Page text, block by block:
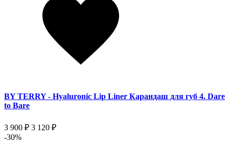
BY TERRY - Hyaluronic Lip Liner Карандаш для губ 4. Dare
to Bare
3 900 ₽ 3 120 ₽
-30%